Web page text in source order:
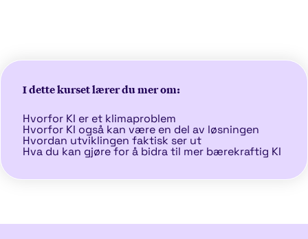
I dette kurset lærer du mer om:
Hvorfor KI er et klimaproblem
Hvorfor KI også kan være en del av løsningen
Hvordan utviklingen faktisk ser ut
Hva du kan gjøre for å bidra til mer bærekraftig KI